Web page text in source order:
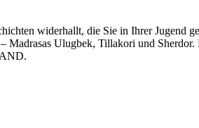
widerhallt, die Sie in Ihrer Jugend
Madrasas Ulugbek, Tillakori und